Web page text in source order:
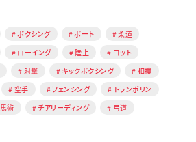
ボクシング ボート
柔道
ローイング 陸上
ヨット
射撃 キックボクシング
相撲
空手 フェンシング
トランポリン
馬術 チアリーディング
弓道